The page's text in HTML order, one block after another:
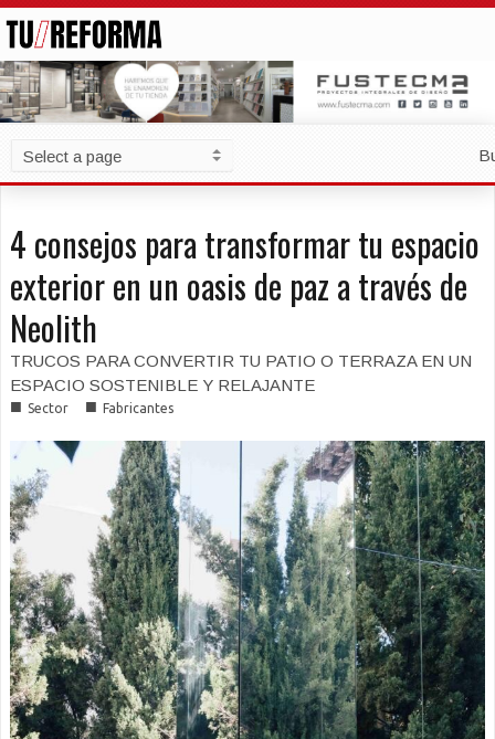
4 consejos para transformar tu espacio
exterior en un oasis de paz a través de
Neolith
TRUCOS PARA CONVERTIR TU PATIO O TERRAZA EN UN
ESPACIO SOSTENIBLE Y RELAJANTE
■ Sector ■ Fabricantes